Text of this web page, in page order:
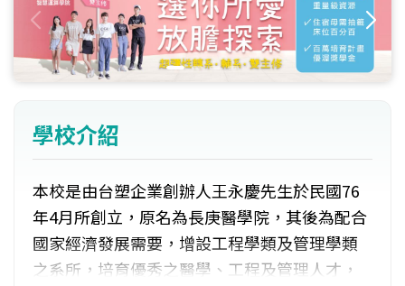
學校介紹
本校是由台塑企業創辦人王永慶先生於民國76
年4月所創立，原名為長庚醫學院，其後為配合
國家經濟發展需要，增設工程學類及管理學類
之系所，培育優秀之醫學、工程及管理人才，